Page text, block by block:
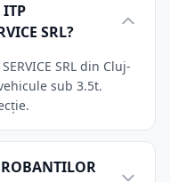
SRL?
SRL din Cluj-
sub 3.5t.